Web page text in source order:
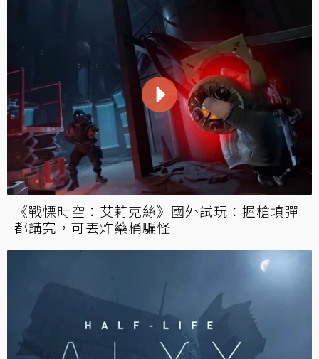
《戰慄時空：艾莉克絲》國外試玩：握槍填彈
都講究，可丟炸藥桶騙怪